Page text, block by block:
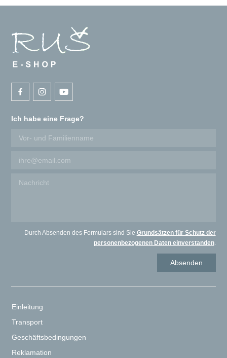
Ich habe eine Frage?
Durch Absenden des Formulars sind Sie Grundsätzen für Schutz der
personenbezogenen Daten einverstanden.
Einleitung
Transport
Geschäftsbedingungen
Reklamation